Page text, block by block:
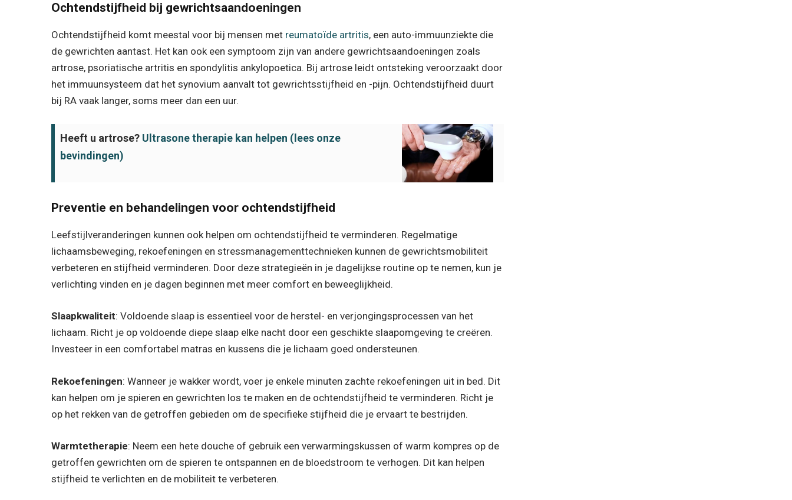
Ochtendstijfheid bij gewrichtsaandoeningen
Ochtendstijfheid komt meestal voor bij mensen met reumatoïde artritis, een auto-immuunziekte die
de gewrichten aantast. Het kan ook een symptoom zijn van andere gewrichtsaandoeningen zoals
artrose, psoriatische artritis en spondylitis ankylopoetica. Bij artrose leidt ontsteking veroorzaakt door
het immuunsysteem dat het synovium aanvalt tot gewrichtsstijfheid en -pijn. Ochtendstijfheid duurt
bij RA vaak langer, soms meer dan een uur.
Heeft u artrose? Ultrasone therapie kan helpen (lees onze
bevindingen)
Preventie en behandelingen voor ochtendstijfheid
Leefstijlveranderingen kunnen ook helpen om ochtendstijfheid te verminderen. Regelmatige
lichaamsbeweging, rekoefeningen en stressmanagementtechnieken kunnen de gewrichtsmobiliteit
verbeteren en stijfheid verminderen. Door deze strategieën in je dagelijkse routine op te nemen, kun je
verlichting vinden en je dagen beginnen met meer comfort en beweeglijkheid.
Slaapkwaliteit: Voldoende slaap is essentieel voor de herstel- en verjongingsprocessen van het
lichaam. Richt je op voldoende diepe slaap elke nacht door een geschikte slaapomgeving te creëren.
Investeer in een comfortabel matras en kussens die je lichaam goed ondersteunen.
Rekoefeningen: Wanneer je wakker wordt, voer je enkele minuten zachte rekoefeningen uit in bed. Dit
kan helpen om je spieren en gewrichten los te maken en de ochtendstijfheid te verminderen. Richt je
op het rekken van de getroffen gebieden om de specifieke stijfheid die je ervaart te bestrijden.
Warmtetherapie: Neem een hete douche of gebruik een verwarmingskussen of warm kompres op de
getroffen gewrichten om de spieren te ontspannen en de bloedstroom te verhogen. Dit kan helpen
stijfheid te verlichten en de mobiliteit te verbeteren.